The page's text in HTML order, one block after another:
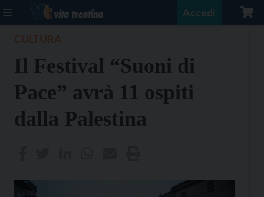
Accedi
Il Festival “Suoni di
Pace” avrà 11 ospiti
dalla Palestina